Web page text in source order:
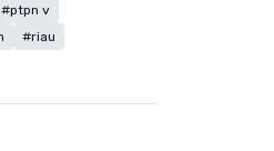
#ptpn v
#riau